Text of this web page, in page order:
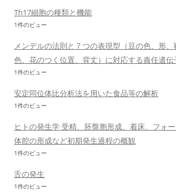
Th17細胞の種類と機能
1件のビュー
メンデルの法則と７つの表現型（豆の色、形
色、花のつく位置、背丈）に対応する責任遺伝
1件のビュー
安定同位体比分析法を用いた食品等の解析
1件のビュー
ヒトの発生学 受精、胚盤胞形成、着床、フォ
体腔の形成など初期発生過程の概観
1件のビュー
舌の発生
1件のビュー